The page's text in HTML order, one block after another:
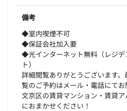
備考
◆室内喫煙不可
◆保証会社加入要
◆光インターネット無料（レジデ
ト）
詳細閲覧ありがとうございます
覧のご予約はメール・電話にてお
文京区の賃貸マンション・賃貸
におまかせください！